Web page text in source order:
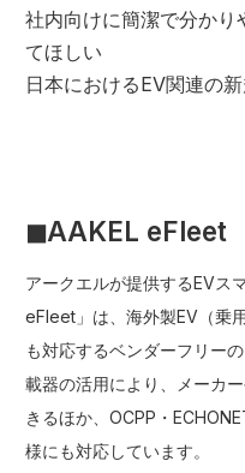
社内向けに簡潔で分かり
てほしい
日本におけるEV関連の
◼︎AAKEL eFleet
アークエルが提供するEVス
eFleet」は、海外製EV（乗
も対応するベンダーフリー
載器の活用により、メーカ
きるほか、OCPP・
様にも対応しています。